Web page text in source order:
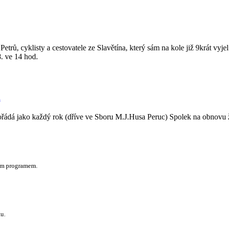
cyklisty a cestovatele ze Slavětína, který sám na kole již 9krát
ve 14 hod.
jako každý rok (dříve ve Sboru M.J.Husa Peruc) Spolek na obnovu
programem.